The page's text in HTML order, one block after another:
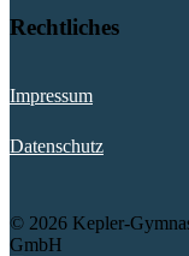
Rechtliches
Impressum
Datenschutz
© 2026 Kepler-
GmbH